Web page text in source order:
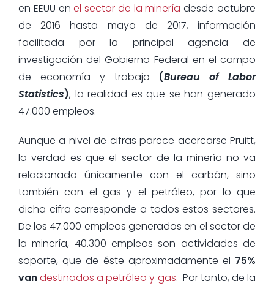
en EEUU enel sector de la minería desde octubre
de 2016 hasta mayo de 2017, información
facilitada por la principal agencia de
investigación del Gobierno Federal en el campo
de economía y trabajo (Bureau of Labor
Statistics), la realidad es que se han generado
47.000 empleos.
Aunque a nivel de cifras parece acercarse Pruitt,
la verdad es que el sector de la minería no va
relacionado únicamente con el carbón, sino
también con el gas y el petróleo, por lo que
dicha cifra corresponde a todos estos sectores.
De los 47.000 empleos generados en el sector de
la minería, 40.300 empleos son actividades de
soporte, que de éste aproximadamente el 75%
vandestinados a petróleo y gas. Por tanto, de la